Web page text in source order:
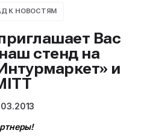
К НОВОСТЯМ
Вас
стенд на
и